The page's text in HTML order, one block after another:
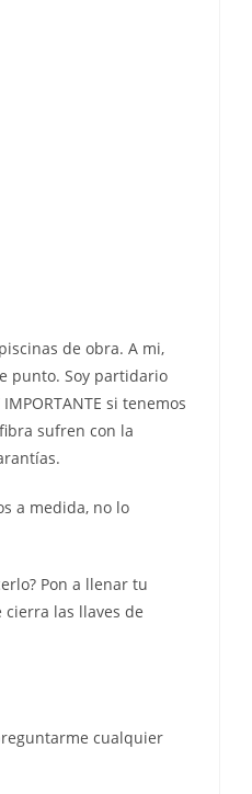
de obra. A mi,
punto. Soy partidario
si tenemos
sufren con la
a medida, no lo
Pon a llenar tu
las llaves de
cualquier